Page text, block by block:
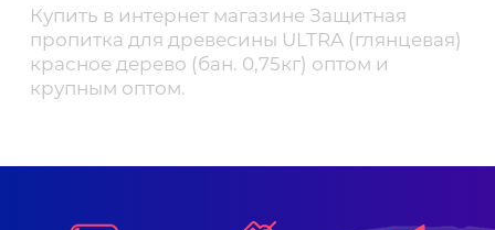
Купить в интернет магазине Защитная
пропитка для древесины ULTRA (глянцевая)
красное дерево (бан. 0,75кг) оптом и
крупным оптом.